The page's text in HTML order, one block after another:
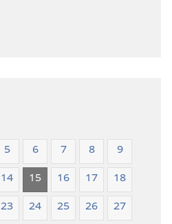
5 6 7 8
9
14 15 16 17
18
23 24 25 26
27